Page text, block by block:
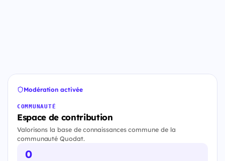
Modération activée
COMMUNAUTÉ
Espace de contribution
Valorisons la base de connaissances commune de la
communauté Quodat.
0